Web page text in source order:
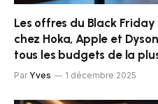
Les offres du Black
chez Hoka, Apple et
tous les budgets de la
Par Yves 1 décembre 2025